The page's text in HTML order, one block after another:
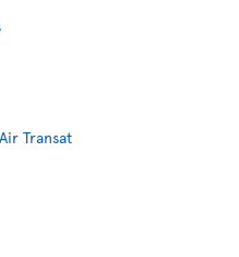
Transat